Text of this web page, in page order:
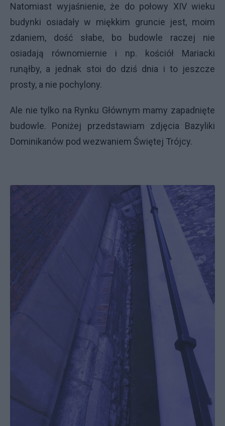
Natomiast wyjaśnienie, że do połowy XIV wieku
budynki osiadały w miękkim gruncie jest, moim
zdaniem, dość słabe, bo budowle raczej nie
osiadają równomiernie i np. kościół Mariacki
runąłby, a jednak stoi do dziś dnia i to jeszcze
prosty, a nie pochylony.
Ale nie tylko na Rynku Głównym mamy zapadnięte
budowle. Poniżej przedstawiam zdjęcia Bazyliki
Dominikanów pod wezwaniem Świętej Trójcy.